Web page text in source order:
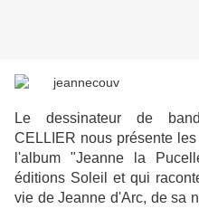
Le dessinateur de
CELLIER nous présente
l'album "Jeanne la
éditions Soleil et qui
vie de Jeanne d'Arc, de sa